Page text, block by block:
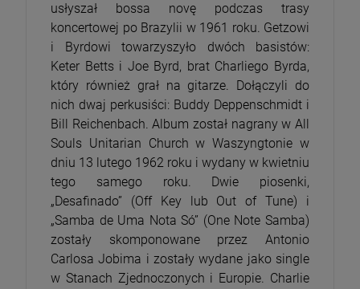
usłyszał bossa novę podczas trasy
koncertowej po Brazylii w 1961 roku. Getzowi
i Byrdowi towarzyszyło dwóch basistów:
Keter Betts i Joe Byrd, brat Charliego Byrda,
który również grał na gitarze. Dołączyli do
nich dwaj perkusiści: Buddy Deppenschmidt i
Bill Reichenbach. Album został nagrany w All
Souls Unitarian Church w Waszyngtonie w
dniu 13 lutego 1962 roku i wydany w kwietniu
tego samego roku. Dwie piosenki,
„Desafinado” (Off Key lub Out of Tune) i
„Samba de Uma Nota Só” (One Note Samba)
zostały skomponowane przez Antonio
Carlosa Jobima i zostały wydane jako single
w Stanach Zjednoczonych i Europie. Charlie